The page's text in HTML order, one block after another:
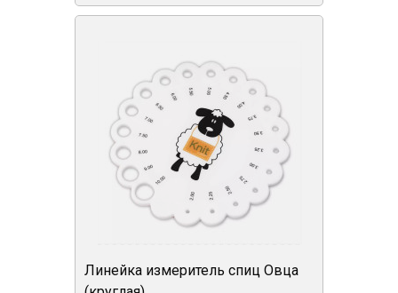
Линейка измеритель спиц Овца